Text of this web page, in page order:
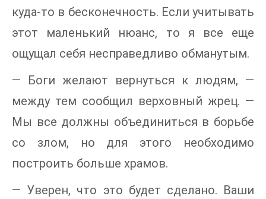
куда-то в бесконечность. Если учитывать
этот маленький нюанс, то я все еще
ощущал себя несправедливо обманутым.
— Боги желают вернуться к людям, —
между тем сообщил верховный жрец. —
Мы все должны объединиться в борьбе
со злом, но для этого необходимо
построить больше храмов.
— Уверен, что это будет сделано. Ваши